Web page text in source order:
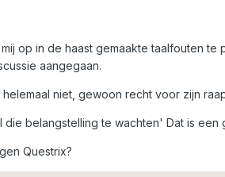
op in de haast gemaakte taalfouten
aangegaan.
niet, gewoon recht voor zijn
belangstelling te wachten' Dat is
Questrix?